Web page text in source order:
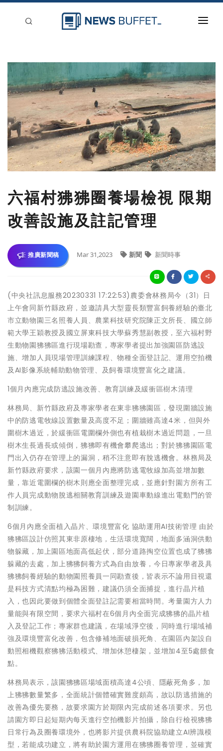
新聞稿分類
登入
刊登
六福村狒狒圈養場檢視 限期
改善設施及註記管理
推廣新聞稿 Mar 31,2023 新聞 新聞時事
(中央社訊息服務20230331 17:22:53)農委會林務局今（31）日
上午會同新竹縣政府，並邀請具大型靈長類豐富飼養經驗的臺北
市立動物園三名照養人員、農業科技研究院陳正文所長、國立師
範大學王穎教授及國立屏東科技大學蘇秀慧副教授，至六福村野
生動物園狒狒區進行現場勘查，專家學者提出加強園區防逃設
施、增加人員現場管理訓練課程、物種全面登註記、運用空拍機
及AI影像系統輔助動物管理、及飼養環境豐富化之建議。
1個月內應完成防逃設施改善、教育訓練及緩衝區樹木清理
林務局、新竹縣政府及專家學者在東非狒狒園區，發現圍牆設施
中的防逃電牧線設置數量及高度不足；圍牆雖高達4米，但與外
圍樹木過近，於緩衝區電圍欄外側也有植栽樹木過近問題，一旦
樹木生長過長或傾倒，狒狒即有機會攀爬逃出；對於狒狒園區電
門出入仍存在管理上的漏洞，稍不注意即有脫逃機會。林務局及
新竹縣政府要求，該園一個月內應將防逃電牧線加高並增加數
量，靠近電圍欄的樹木則應全面整理完成，並應針對園方所有工
作人員完成動物脫逃相關教育訓練及遊園車動線進出電動門的管
制訓練。
6個月內應全面植入晶片、環境豐富化 協助運用AI技術管理 由於
狒狒區設計仿照其東非原棲地，生活環境寬闊，地面多涵洞供動
物躲藏，加上園區地面高低起伏，部分道路掏空位置也成了狒狒
躲藏的去處，加上狒狒飼養方式為自由放養，今日專家學者及具
狒狒飼養經驗的動物園照養員一同勘查後，皆表示不論用目視還
是科技方式清點均極為困難，建議仍須全面捕捉，進行晶片植
入，也因此要做到個體全面登註記需要相當時間。考量園方人力
量能與有限空間，要求六福村在6個月內全面完成狒狒的晶片植
入及登記工作；專家群也建議，在場域淨空後，同時進行場域補
強及環境豐富化改善，包含修補地面破損死角、在園區內架設自
動照相機觀察狒狒活動模式、增加休憩棲架，並增加4至5處餵食
點。
林務局表示，該園狒狒區場域面積高達4公頃、隱蔽死角多，加
上狒狒數量繁多，全面統計個體確實難度頗高，故以防逃措施的
改善為優先要務，故要求園方於期限內完成前述各項要求。另也
請園方即日起短期內每天進行空拍機影片拍攝，除自行檢視狒狒
日常行為及圈養環境外，也將影片提供農科院協助建立AI辨識模
型，若能成功建立，將有助於園方運用在狒狒圈養管理，並確實